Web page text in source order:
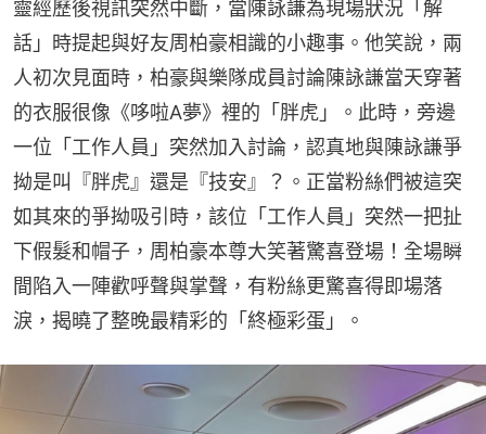
靈經歷後視訊突然中斷，當陳詠謙為現場狀況「解
話」時提起與好友周柏豪相識的小趣事。他笑說，兩
人初次見面時，柏豪與樂隊成員討論陳詠謙當天穿著
的衣服很像《哆啦A夢》裡的「胖虎」。此時，旁邊
一位「工作人員」突然加入討論，認真地與陳詠謙爭
拗是叫『胖虎』還是『技安』？。正當粉絲們被這突
如其來的爭拗吸引時，該位「工作人員」突然一把扯
下假髮和帽子，周柏豪本尊大笑著驚喜登場！全場瞬
間陷入一陣歡呼聲與掌聲，有粉絲更驚喜得即場落
淚，揭曉了整晚最精彩的「終極彩蛋」。